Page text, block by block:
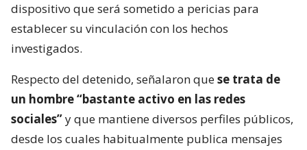
dispositivo que será sometido a pericias para
establecer su vinculación con los hechos
investigados.
Respecto del detenido, señalaron quese trata de
un hombre “bastante activo en las redes
sociales”y que mantiene diversos perfiles públicos,
desde los cuales habitualmente publica mensajes